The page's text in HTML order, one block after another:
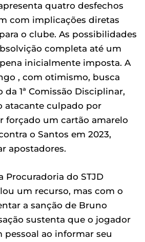
quatro desfechos
com implicações diretas
o clube. As possibilidades
completa até um
inicialmente imposta. A
, com otimismo, busca
da 1ª Comissão Disciplinar,
atacante culpado por
forçado um cartão amarelo
o Santos em 2023,
apostadores.
Procuradoria do STJD
um recurso, mas com o
a sanção de Bruno
sustenta que o jogador
pessoal ao informar seu